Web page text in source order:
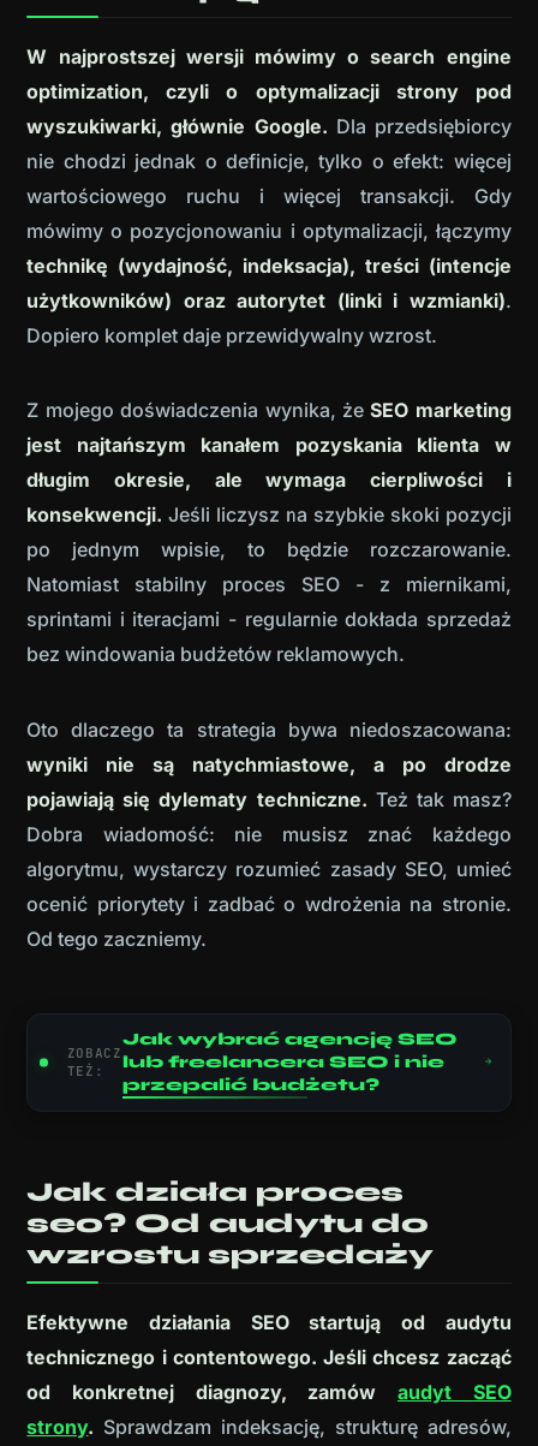
W najprostszej wersji mówimy o search engine
optimization, czyli o optymalizacji strony pod
wyszukiwarki, głównie Google. Dla przedsiębiorcy
nie chodzi jednak o definicje, tylko o efekt: więcej
wartościowego ruchu i więcej transakcji. Gdy
mówimy o pozycjonowaniu i optymalizacji, łączymy
technikę (wydajność, indeksacja), treści (intencje
użytkowników) oraz autorytet (linki i wzmianki).
Dopiero komplet daje przewidywalny wzrost.
Z mojego doświadczenia wynika, żeSEO marketing
jest najtańszym kanałem pozyskania klienta w
długim okresie, ale wymaga cierpliwości i
konsekwencji. Jeśli liczysz na szybkie skoki pozycji
po jednym wpisie, to będzie rozczarowanie.
Natomiast stabilny proces SEO - z miernikami,
sprintami i iteracjami - regularnie dokłada sprzedaż
bez windowania budżetów reklamowych.
Oto dlaczego ta strategia bywa niedoszacowana:
wyniki nie są natychmiastowe, a po drodze
pojawiają się dylematy techniczne. Też tak masz?
Dobra wiadomość: nie musisz znać każdego
algorytmu, wystarczy rozumieć zasady SEO, umieć
ocenić priorytety i zadbać o wdrożenia na stronie.
Od tego zaczniemy.
ZOBACZ
TEŻ:
Jak wybrać agencję SEO
lub freelancera SEO i nie
przepalić budżetu?
Jak działa proces
seo? Od audytu do
wzrostu sprzedaży
Efektywne działania SEO startują od audytu
technicznego i contentowego. Jeśli chcesz zacząć
od konkretnej diagnozy, zamów audyt SEO
strony. Sprawdzam indeksację, strukturę adresów,